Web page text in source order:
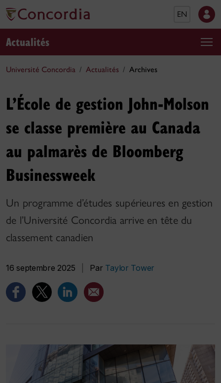
EN
Actualités
Université Concordia Actualités Archives
L’École de gestion John-Molson
se classe première au Canada
au palmarès de Bloomberg
Businessweek
Un programme d’études supérieures en gestion
de l’Université Concordia arrive en tête du
classement canadien
16 septembre 2025 Par Taylor Tower